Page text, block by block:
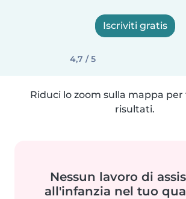
Iscriviti gratis
4,7 / 5
Riduci lo zoom sulla mappa
risultati.
Nessun lavoro di
all'infanzia nel tuo